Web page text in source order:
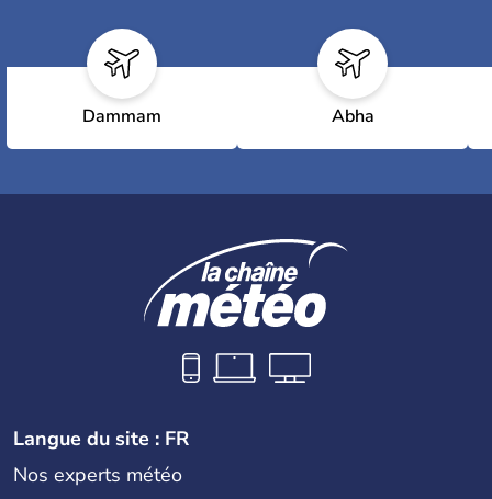
Dammam Abha
Langue du site : FR
Nos experts météo